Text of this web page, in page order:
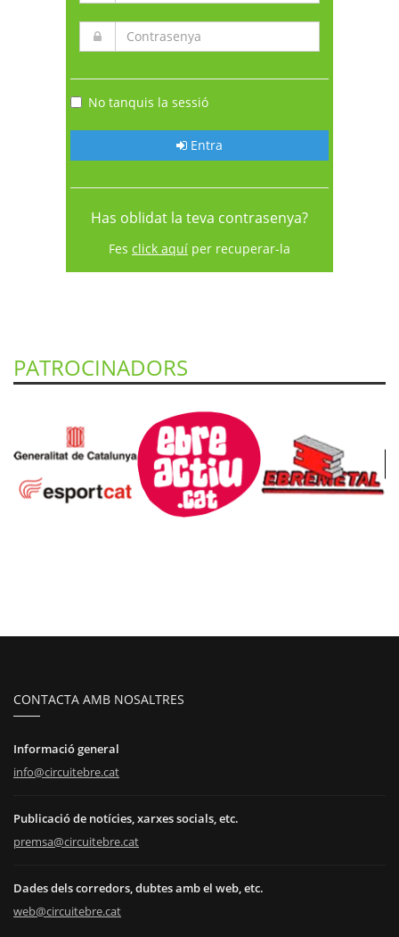
No tanquis la sessió
Entra
Has oblidat la teva contrasenya?
Fes click aquí per recuperar-la
PATROCINADORS
CONTACTA AMB NOSALTRES
Informació general
info@circuitebre.cat
Publicació de notícies, xarxes socials, etc.
premsa@circuitebre.cat
Dades dels corredors, dubtes amb el web, etc.
web@circuitebre.cat